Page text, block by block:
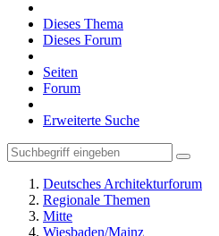
Dieses Thema
Dieses Forum
Seiten
Forum
Erweiterte Suche
Deutsches Architekturforum
Regionale Themen
Mitte
Wiesbaden/Mainz